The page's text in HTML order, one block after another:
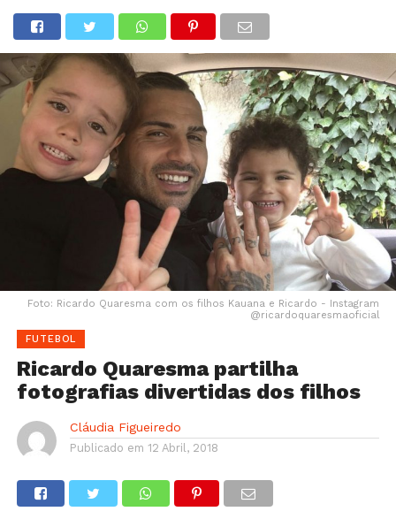
Foto: Ricardo Quaresma com os filhos Kauana e Ricardo - Instagram
@ricardoquaresmaoficial
FUTEBOL
Ricardo Quaresma partilha
fotografias divertidas dos filhos
Cláudia Figueiredo
Publicado em 12 Abril, 2018